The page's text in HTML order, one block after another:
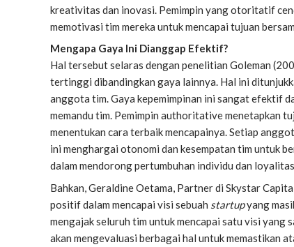
kreativitas dan inovasi. Pemimpin yang otoritatif
memotivasi tim mereka untuk mencapai tujuan
Mengapa Gaya Ini Dianggap Efektif?
Hal tersebut selaras dengan penelitian Goleman
tertinggi dibandingkan gaya lainnya. Hal ini
anggota tim. Gaya kepemimpinan ini sangat efektif
memandu tim. Pemimpin authoritative menetapkan
menentukan cara terbaik mencapainya. Setiap
ini menghargai otonomi dan kesempatan tim untuk
dalam mendorong pertumbuhan individu dan
Bahkan, Geraldine Oetama, Partner di Skystar
positif dalam mencapai visi sebuah startupyang
mengajak seluruh tim untuk mencapai satu visi yang
akan mengevaluasi berbagai hal untuk memastikan